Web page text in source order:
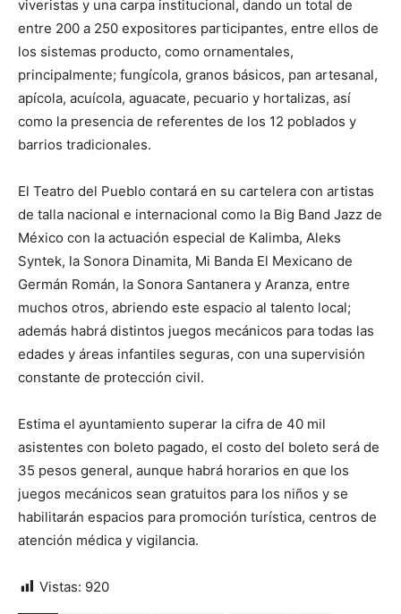
viveristas y una carpa institucional, dando un total de
entre 200 a 250 expositores participantes, entre ellos de
los sistemas producto, como ornamentales,
principalmente; fungícola, granos básicos, pan artesanal,
apícola, acuícola, aguacate, pecuario y hortalizas, así
como la presencia de referentes de los 12 poblados y
barrios tradicionales.
El Teatro del Pueblo contará en su cartelera con artistas
de talla nacional e internacional como la Big Band Jazz de
México con la actuación especial de Kalimba, Aleks
Syntek, la Sonora Dinamita, Mi Banda El Mexicano de
Germán Román, la Sonora Santanera y Aranza, entre
muchos otros, abriendo este espacio al talento local;
además habrá distintos juegos mecánicos para todas las
edades y áreas infantiles seguras, con una supervisión
constante de protección civil.
Estima el ayuntamiento superar la cifra de 40 mil
asistentes con boleto pagado, el costo del boleto será de
35 pesos general, aunque habrá horarios en que los
juegos mecánicos sean gratuitos para los niños y se
habilitarán espacios para promoción turística, centros de
atención médica y vigilancia.
Vistas: 920